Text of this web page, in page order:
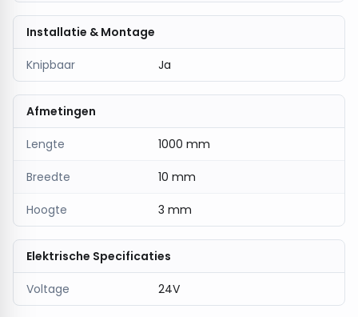
Installatie & Montage
Knipbaar Ja
Afmetingen
Lengte 1000 mm
Breedte 10 mm
Hoogte 3 mm
Elektrische Specificaties
Voltage 24V